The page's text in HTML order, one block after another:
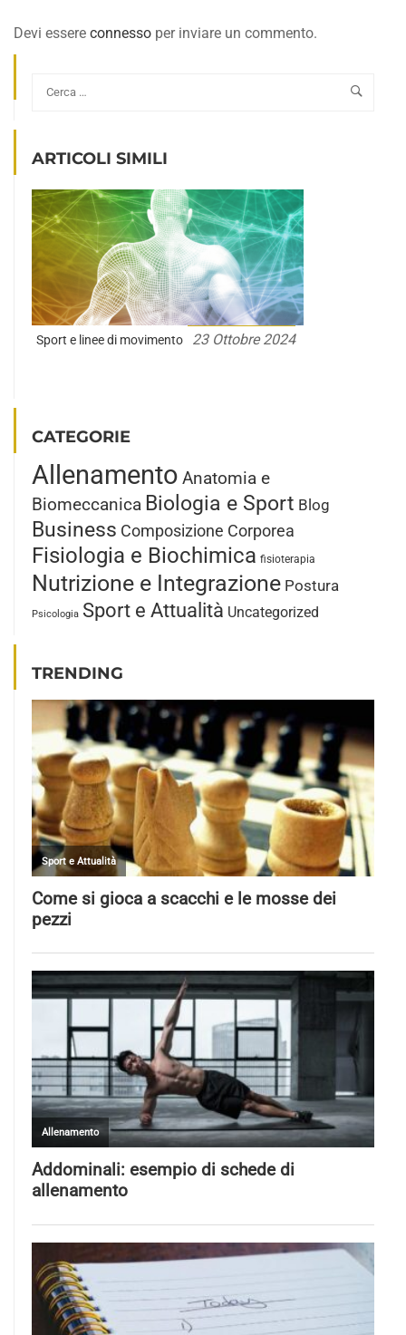
Devi essere connesso per inviare un commento.
ARTICOLI SIMILI
Sport e linee di movimento 23 Ottobre 2024
CATEGORIE
Allenamento Anatomia e
Biomeccanica Biologia e Sport Blog
Business Composizione Corporea
Fisiologia e Biochimica fisioterapia
Nutrizione e Integrazione Postura
Psicologia Sport e Attualità Uncategorized
TRENDING